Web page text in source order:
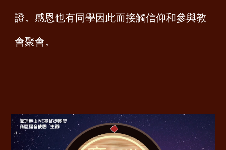
證。感恩也有同學因此而接觸信仰和參與教
會聚會。